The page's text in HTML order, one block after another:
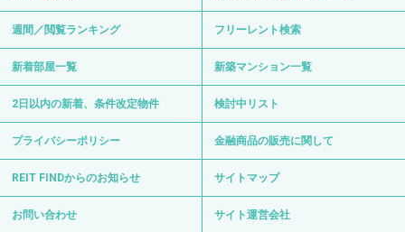
週間／閲覧ランキング フリーレント検索
新着部屋一覧 新築マンション一覧
2日以内の新着、条件改定物件 検討中リスト
プライバシーポリシー 金融商品の販売に関して
REIT FINDからのお知らせ サイトマップ
お問い合わせ サイト運営会社